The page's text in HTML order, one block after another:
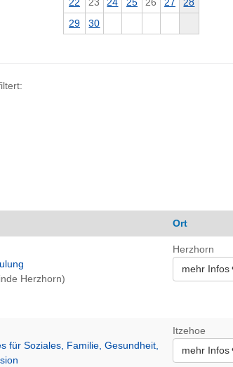
29
30
Ort
Herzhorn)
Herzhorn
mehr Infos
für Soziales, Familie, Gesundheit,
Itzehoe
mehr Infos